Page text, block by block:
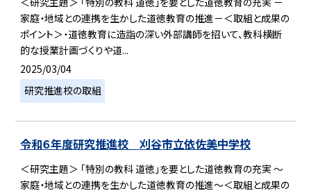
家庭・地域との連携を生かした道徳教育の推進－＜取組と成果の
ポイント＞・道徳教育に造詣の深い外部講師を招いて、教科横断
的な授業計画づくりや道...
2025/03/04
研究推進校の取組
令和６年度研究推進校 刈谷市立依佐美中学校
＜研究主題＞ 「特別の教科 道徳」を要とした道徳教育の充実 ～
家庭・地域との連携を生かした道徳教育の推進～＜取組と成果の